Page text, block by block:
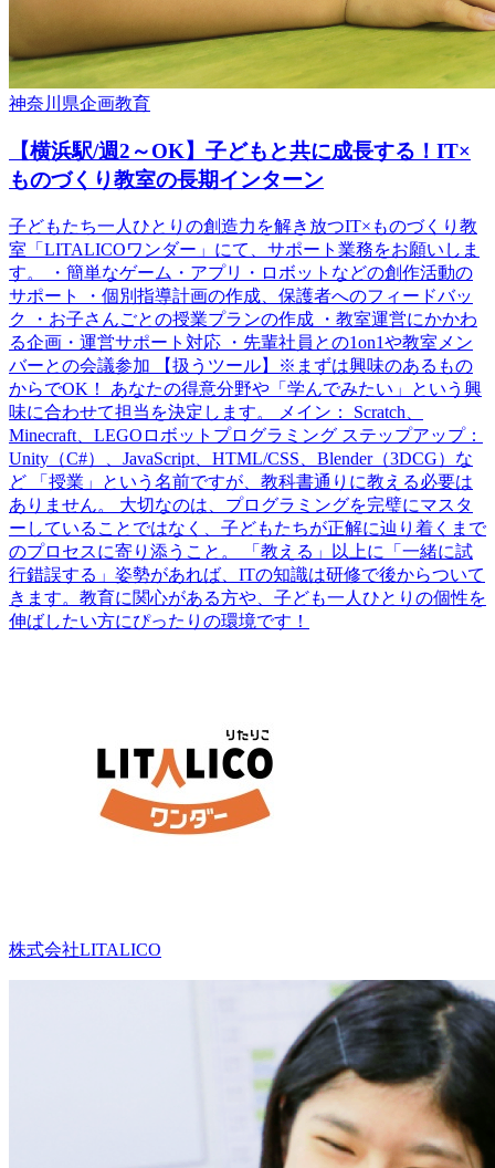
神奈川県企画教育
【横浜駅/週2～OK】子どもと共に成長する！IT×
ものづくり教室の長期インターン
子どもたち一人ひとりの創造力を解き放つIT×ものづくり教
室「LITALICOワンダー」にて、サポート業務をお願いしま
す。 ・簡単なゲーム・アプリ・ロボットなどの創作活動の
サポート ・個別指導計画の作成、保護者へのフィードバッ
ク ・お子さんごとの授業プランの作成 ・教室運営にかかわ
る企画・運営サポート対応 ・先輩社員との1on1や教室メン
バーとの会議参加 【扱うツール】※まずは興味のあるもの
からでOK！ あなたの得意分野や「学んでみたい」という興
味に合わせて担当を決定します。 メイン： Scratch、
Minecraft、LEGOロボットプログラミング ステップアップ：
Unity（C#）、JavaScript、HTML/CSS、Blender（3DCG）な
ど 「授業」という名前ですが、教科書通りに教える必要は
ありません。 大切なのは、プログラミングを完璧にマスタ
ーしていることではなく、子どもたちが正解に辿り着くまで
のプロセスに寄り添うこと。 「教える」以上に「一緒に試
行錯誤する」姿勢があれば、ITの知識は研修で後からついて
きます。教育に関心がある方や、子ども一人ひとりの個性を
伸ばしたい方にぴったりの環境です！
株式会社LITALICO